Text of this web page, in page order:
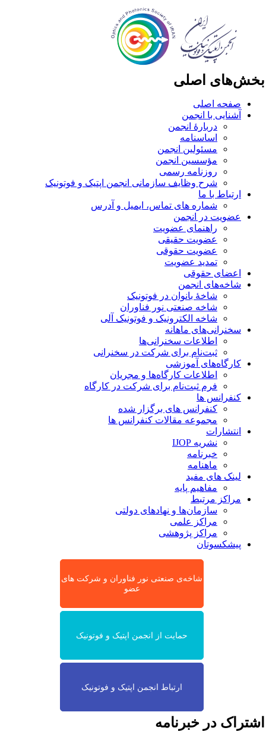
اصلی
صفحه اصلی
آشنایی با انجمن
دربارۀ انجمن
اساسنامه
مسئولین انجمن
مؤسسین انجمن
روزنامه رسمی
شرح وظایف سازمانی انجمن اپتیک و فوتونیک
ارتباط با ما
شماره های تماس، ایمیل و آدرس
عضویت در انجمن
راهنمای عضویت
عضویت حقیقی
عضویت حقوقی
تمدید عضویت
اعضای حقوقی
شاخه‌های انجمن
شاخۀ بانوان در فوتونیک
شاخه صنعتی نور فناوران
شاخه‌ الکترونیک و فوتونیک آلی
سخنرانی‌های ماهانه
اطلاعات سخنرانی‌‌ها
ثبت‌نام برای شرکت در سخنرانی
کارگاه‌های آموزشی
اطلاعات کارگاه‌ها و مجریان
فرم ثبت‌نام برای شرکت در کارگاه
کنفرانس ها
کنفرانس های برگزار شده
مجموعه مقالات کنفرانس ها
انتشارات
نشریه IJOP
خبرنامه
ماهنامه
لینک های مفید
مفاهیم پایه
مراکز مرتبط
سازمان‌ها و نهادهای دولتی
مراکز علمی
مراکز پژوهشی
پیشکسوتان
شاخه‌ی صنعتی نور فناوران و شرکت های
عضو
حمایت از انجمن اپتیک و فوتونیک
ارتباط انجمن اپتیک و فوتونیک
در خبرنامه